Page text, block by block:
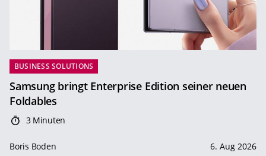
BUSINESS SOLUTIONS
Samsung bringt Enterprise Edition seiner neuen
Foldables
3 Minuten
Boris Boden 6. Aug 2026